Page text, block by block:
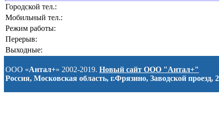
Городской тел.:
Мобильный тел.:
Режим работы:
Перерыв:
Выходные:
ООО «Антал+» 2002-2019. Новый сайт ООО "Антал+"
Россия, Московская область, г.Фрязино, Заводской проезд, 2